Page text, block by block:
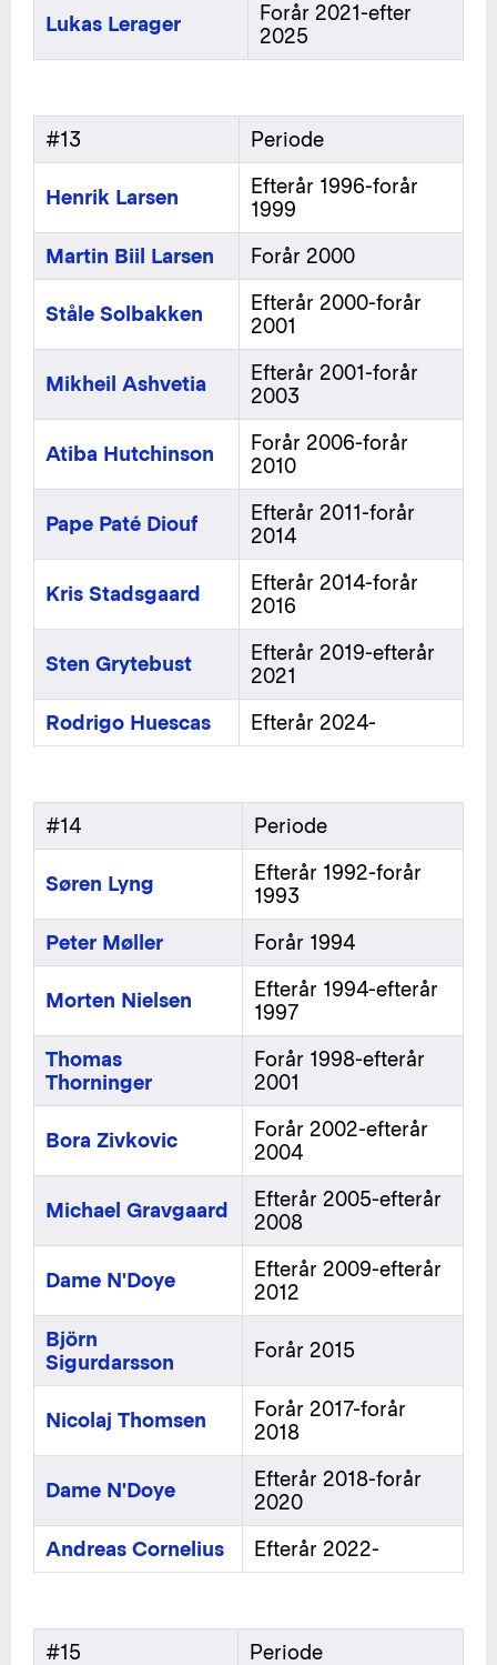
Lukas Lerager
Forår 2021-efter
2025
#13 Periode
Henrik Larsen
Efterår 1996-forår
1999
Martin Biil Larsen
Forår 2000
Ståle Solbakken
Efterår 2000-forår
2001
Mikheil Ashvetia
Efterår 2001-forår
2003
Atiba Hutchinson
Forår 2006-forår
2010
Pape Paté Diouf
Efterår 2011-forår
2014
Kris Stadsgaard
Efterår 2014-forår
2016
Sten Grytebust
Efterår 2019-efterår
2021
Rodrigo Huescas
Efterår 2024-
#14 Periode
Søren Lyng
Efterår 1992-forår
1993
Peter Møller
Forår 1994
Morten Nielsen
Efterår 1994-efterår
1997
Thomas
Thorninger
Forår 1998-efterår
2001
Bora Zivkovic
Forår 2002-efterår
2004
Michael Gravgaard
Efterår 2005-efterår
2008
Dame N'Doye
Efterår 2009-efterår
2012
Björn
Sigurdarsson
Forår 2015
Nicolaj Thomsen
Forår 2017-forår
2018
Dame N'Doye
Efterår 2018-forår
2020
Andreas Cornelius
Efterår 2022-
#15 Periode